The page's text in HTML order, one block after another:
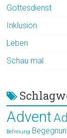
Gottesdienst
Inklusion
Leben
Schau mal
Advent
Befreiung